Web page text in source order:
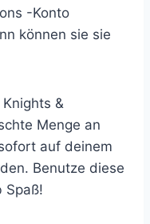
-Konto
können sie sie
&
Menge an
auf deinem
Benutze diese
Spaß!